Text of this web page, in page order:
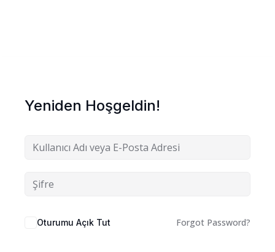
Yeniden Hoşgeldin!
Oturumu Açık Tut Forgot Password?